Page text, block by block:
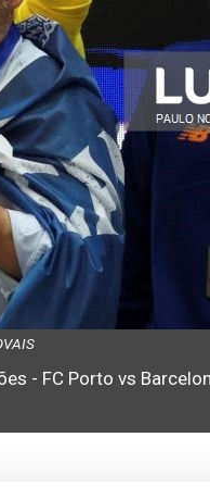
- FC Porto vs